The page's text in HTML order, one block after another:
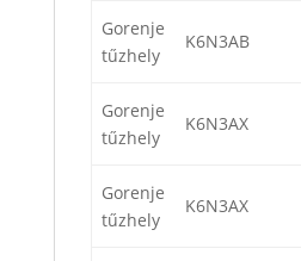
Gorenje
tűzhely
K6N3AB
Gorenje
tűzhely
K6N3AX
Gorenje
tűzhely
K6N3AX